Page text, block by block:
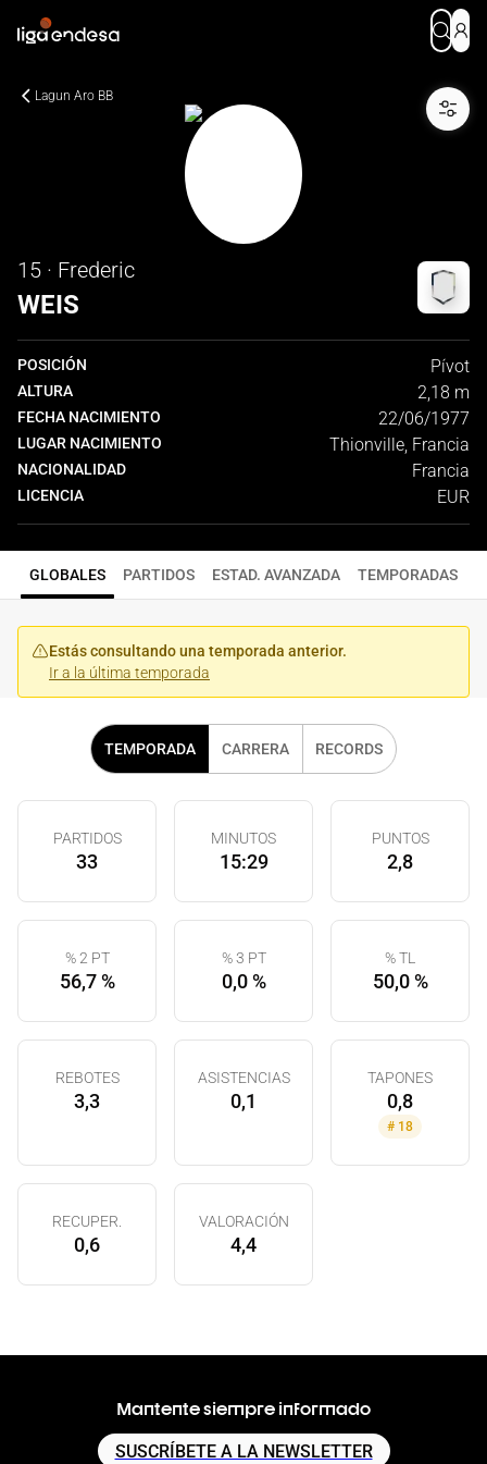
Lagun Aro BB
15 · Frederic
WEIS
POSICIÓN Pívot
ALTURA 2,18 m
FECHA NACIMIENTO 22/06/1977
LUGAR NACIMIENTO Thionville, Francia
NACIONALIDAD Francia
LICENCIA EUR
GLOBALES PARTIDOS ESTAD. AVANZADA TEMPORADAS
Estás consultando una temporada anterior.
Ir a la última temporada
TEMPORADA CARRERA RECORDS
PARTIDOS
33
MINUTOS
15:29
PUNTOS
2,8
% 2 PT
56,7 %
% 3 PT
0,0 %
% TL
50,0 %
REBOTES
3,3
ASISTENCIAS
0,1
TAPONES
0,8
# 18
RECUPER.
0,6
VALORACIÓN
4,4
Mantente siempre informado
SUSCRÍBETE A LA NEWSLETTER